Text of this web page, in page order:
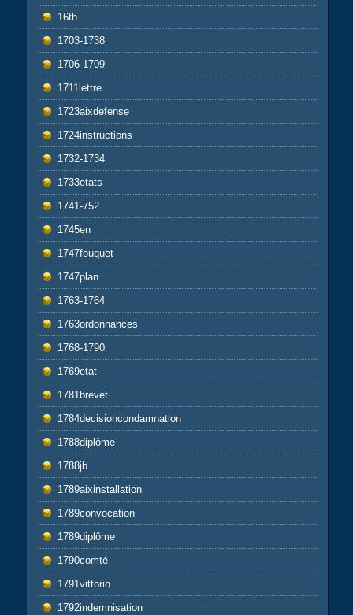
16th
1703-1738
1706-1709
1711lettre
1723aixdefense
1724instructions
1732-1734
1733etats
1741-752
1745en
1747fouquet
1747plan
1763-1764
1763ordonnances
1768-1790
1769etat
1781brevet
1784decisioncondamnation
1788diplôme
1788jb
1789aixinstallation
1789convocation
1789diplôme
1790comté
1791vittorio
1792indemnisation